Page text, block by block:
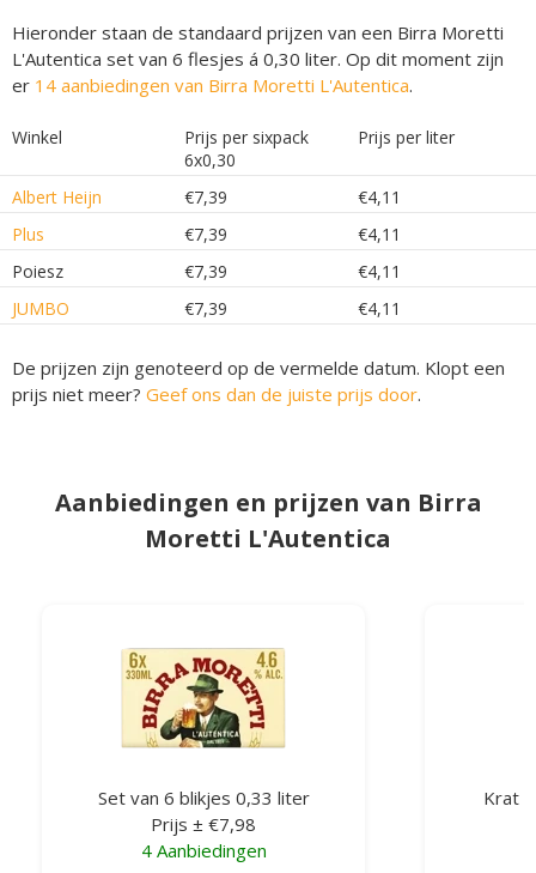
Hieronder staan de standaard prijzen van een Birra Moretti
L'Autentica set van 6 flesjes á 0,30 liter. Op dit moment zijn
er 14 aanbiedingen van Birra Moretti L'Autentica.
Winkel
Prijs per sixpack
6x0,30
Prijs per liter
Albert Heijn €7,39
€4,11
Plus
€7,39
€4,11
Poiesz
€7,39
€4,11
JUMBO
€7,39 €4,11
De prijzen zijn genoteerd op de vermelde datum. Klopt een
prijs niet meer? Geef ons dan de juiste prijs door.
Aanbiedingen en prijzen van Birra
Moretti L'Autentica
Set van 6 blikjes 0,33 liter
Prijs ± €7,98
4 Aanbiedingen
Krat